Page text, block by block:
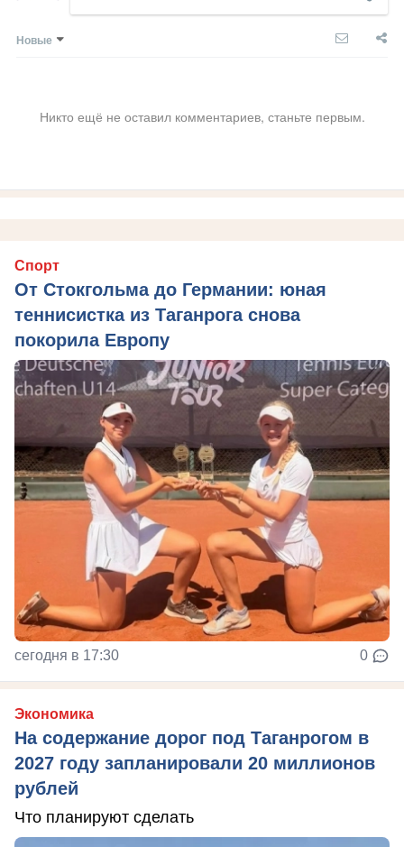
Новые
Никто ещё не оставил комментариев, станьте первым.
Спорт
От Стокгольма до Германии: юная
теннисистка из Таганрога снова
покорила Европу
сегодня в 17:30 0
Экономика
На содержание дорог под Таганрогом в
2027 году запланировали 20 миллионов
рублей
Что планируют сделать